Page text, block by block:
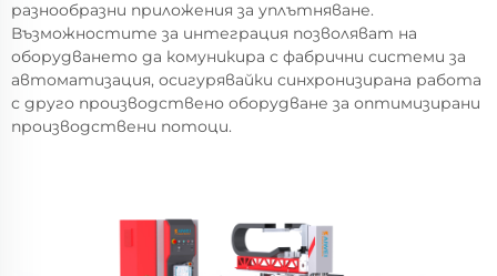
разнообразни приложения за уплътняване.
Възможностите за интеграция позволяват на
оборудването да комуникира с фабрични системи за
автоматизация, осигурявайки синхронизирана работа
с друго производствено оборудване за оптимизирани
производствени потоци.